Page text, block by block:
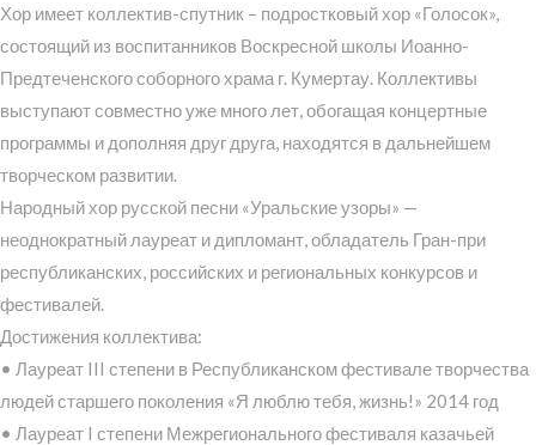
Хор имеет коллектив-спутник – подростковый хор «Голосок»,
состоящий из воспитанников Воскресной школы Иоанно-
Предтеченского соборного храма г. Кумертау. Коллективы
выступают совместно уже много лет, обогащая концертные
программы и дополняя друг друга, находятся в дальнейшем
творческом развитии.
Народный хор русской песни «Уральские узоры» —
неоднократный лауреат и дипломант, обладатель Гран-при
республиканских, российских и региональных конкурсов и
фестивалей.
Достижения коллектива:
• Лауреат III степени в Республиканском фестивале творчества
людей старшего поколения «Я люблю тебя, жизнь!» 2014 год
• Лауреат I степени Межрегионального фестиваля казачьей